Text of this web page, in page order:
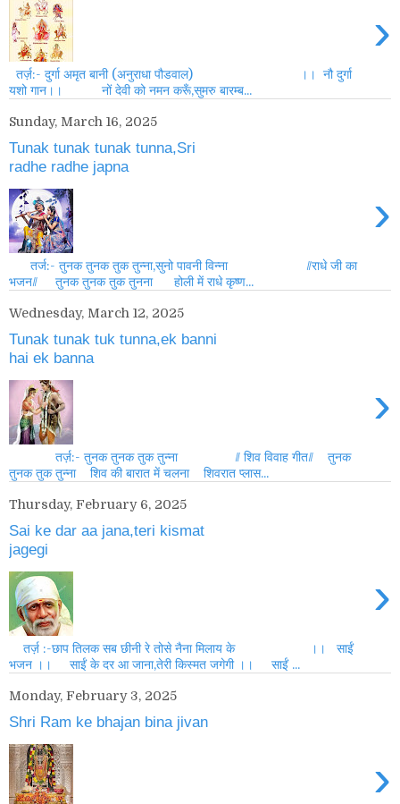
›
तर्ज़:- दुर्गा अमृत बानी (अनुराधा पौडवाल) ।। नौ दुर्गा
यशो गान।। नों देवी को नमन करूँ,सुमरु बारम्ब...
Sunday, March 16, 2025
Tunak tunak tunak tunna,Sri
radhe radhe japna
›
तर्ज:- तुनक तुनक तुक तुन्ना,सुनो पावनी विन्ना //राधे जी का
भजन// तुनक तुनक तुक तुनना होली में राधे कृष्ण...
Wednesday, March 12, 2025
Tunak tunak tuk tunna,ek banni
hai ek banna
›
तर्ज़:- तुनक तुनक तुक तुन्ना // शिव विवाह गीत// तुनक
तुनक तुक तुन्ना शिव की बारात में चलना शिवरात प्लास...
Thursday, February 6, 2025
Sai ke dar aa jana,teri kismat
jagegi
›
तर्ज़ :-छाप तिलक सब छीनी रे तोसे नैना मिलाय के ।। साईं
भजन ।। साईं के दर आ जाना,तेरी किस्मत जगेगी ।। साईं ...
Monday, February 3, 2025
Shri Ram ke bhajan bina jivan
›